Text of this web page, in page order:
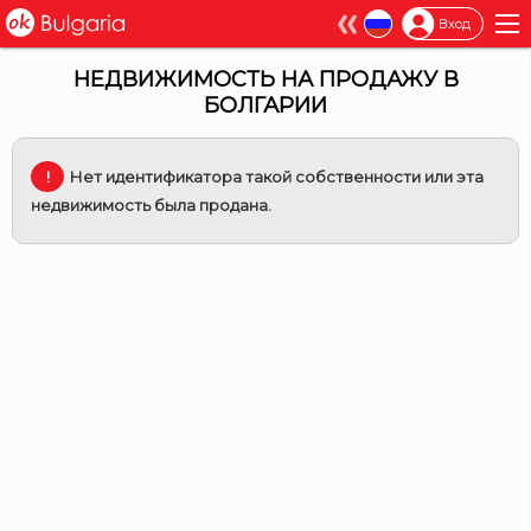
Вход ×
НЕДВИЖИМОСТЬ НА ПРОДАЖУ В
БОЛГАРИИ
Нет идентификатора такой собственности или эта
недвижимость была продана.